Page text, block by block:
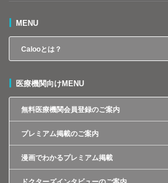
MENU
Calooとは？
医療機関向けMENU
無料医療機関会員登録のご案内
プレミアム掲載のご案内
漫画でわかるプレミアム掲載